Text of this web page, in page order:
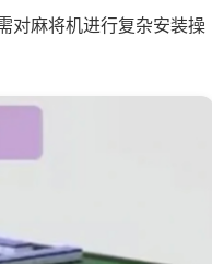
对麻将机进行复杂安装操